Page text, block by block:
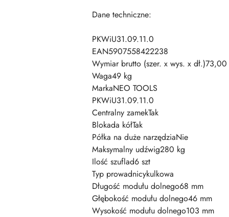
Dane techniczne:
PKWiU31.09.11.0
EAN5907558422238
Wymiar brutto (szer. x wys. x
Waga49 kg
MarkaNEO TOOLS
PKWiU31.09.11.0
Centralny zamekTak
Blokada kółTak
Półka na duże narzędziaNie
Maksymalny udźwig280 kg
Ilość szuflad6 szt
Typ prowadnicykulkowa
Długość modułu dolnego68 mm
Głębokość modułu dolnego46 mm
Wysokość modułu dolnego103 mm